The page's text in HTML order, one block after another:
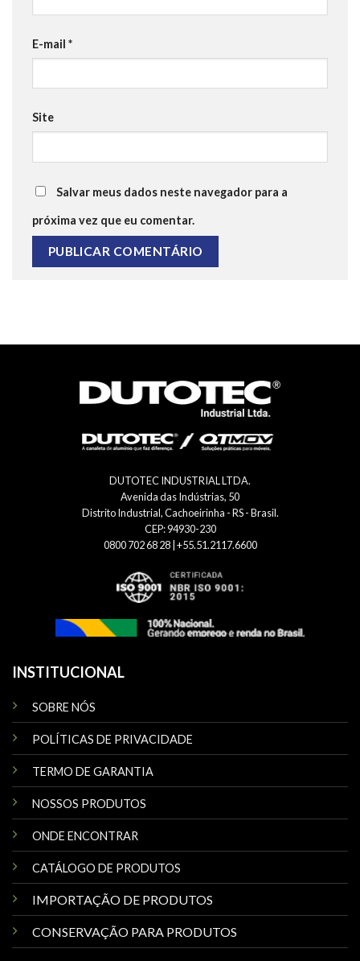
E-mail *
Site
Salvar meus dados neste navegador para a
próxima vez que eu comentar.
DUTOTEC INDUSTRIAL LTDA.
Avenida das Indústrias, 50
Distrito Industrial, Cachoeirinha - RS - Brasil.
CEP: 94930-230
0800 702 68 28 | +55.51.2117.6600
INSTITUCIONAL
SOBRE NÓS
POLÍTICAS DE PRIVACIDADE
TERMO DE GARANTIA
NOSSOS PRODUTOS
ONDE ENCONTRAR
CATÁLOGO DE PRODUTOS
IMPORTAÇÃO DE PRODUTOS
CONSERVAÇÃO PARA PRODUTOS